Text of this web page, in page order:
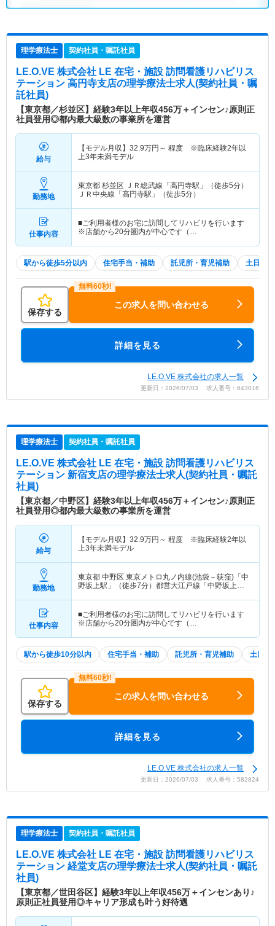
理学療法士 契約社員・嘱託社員
LE.O.VE 株式会社 LE 在宅・施設 訪問看護リハビリス
テーション 高円寺支店の理学療法士求人(契約社員・嘱
託社員)
【東京都／杉並区】経験3年以上年収456万＋インセン♪原則正
社員登用◎都内最大級数の事業所を運営
給与
【モデル月収】 32.9万円～ 程度 ※臨床経験2年以
上3年未満モデル
勤務地
東京都 杉並区 ＪＲ総武線「高円寺駅」（徒歩5分）
ＪＲ中央線「高円寺駅」（徒歩5分）
仕事内容
■ご利用者様のお宅に訪問してリハビリを行います
※店舗から20分圏内が中心です（…
駅から徒歩5分以内 住宅手当・補助 託児所・育児補助 土日祝休
保存する
この求人を問い合わせる
詳細を見る
LE.O.VE 株式会社の求人一覧
更新日：2026/07/03 求人番号：643016
理学療法士 契約社員・嘱託社員
LE.O.VE 株式会社 LE 在宅・施設 訪問看護リハビリス
テーション 新宿支店の理学療法士求人(契約社員・嘱託
社員)
【東京都／中野区】経験3年以上年収456万＋インセン♪原則正
社員登用◎都内最大級数の事業所を運営
給与
【モデル月収】 32.9万円～ 程度 ※臨床経験2年以
上3年未満モデル
勤務地
東京都 中野区 東京メトロ丸ノ内線(池袋－荻窪)「中
野坂上駅」（徒歩7分）都営大江戸線「中野坂上
仕事内容
■ご利用者様のお宅に訪問してリハビリを行います
※店舗から20分圏内が中心です（…
駅から徒歩10分以内 住宅手当・補助 託児所・育児補助 土日祝
保存する
この求人を問い合わせる
詳細を見る
LE.O.VE 株式会社の求人一覧
更新日：2026/07/03 求人番号：582824
理学療法士 契約社員・嘱託社員
LE.O.VE 株式会社 LE 在宅・施設 訪問看護リハビリス
テーション 経堂支店の理学療法士求人(契約社員・嘱託
社員)
【東京都／世田谷区】経験3年以上年収456万＋インセンあり♪
原則正社員登用◎キャリア形成も叶う好待遇